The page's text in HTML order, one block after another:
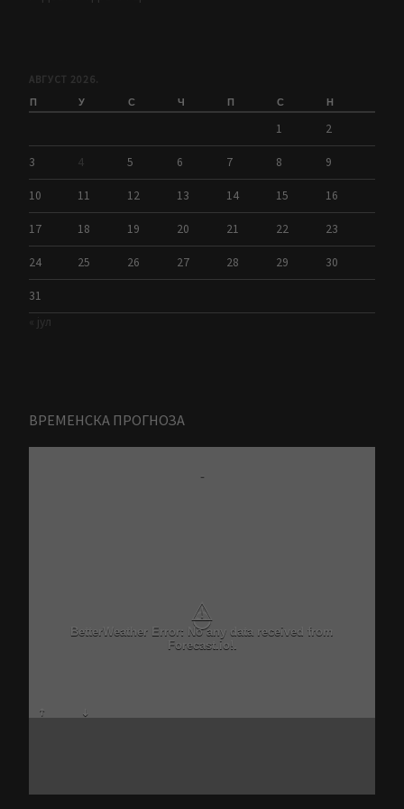
АВГУСТ 2026.
П У С Ч П С Н
1 2
3 4 5 6 7 8 9
10 11 12 13 14 15 16
17 18 19 20 21 22 23
24 25 26 27 28 29 30
31
« јул
ВРЕМЕНСКА ПРОГНОЗА
-
⚠
BetterWeather Error: No any data received from
Forecast.io!.